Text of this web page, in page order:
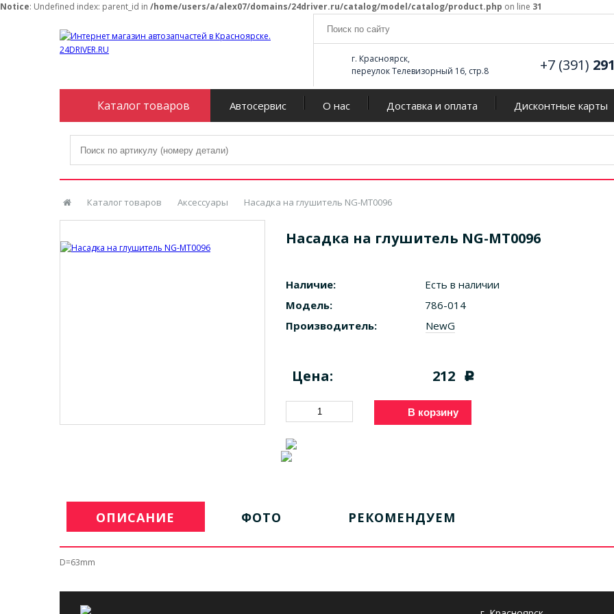
Notice: Undefined index: parent_id in /home/users/a/alex07/domains/24driver.ru/catalog/model/catalog/product.php on line 31
г. Красноярск,
переулок Телевизорный 16, стр.8
+7 (391)
Каталог товаров Автосервис О нас Доставка и оплата Дисконтные карты
Каталог товаров Аксессуары Насадка на глушитель NG-MT0096
Насадка на глушитель NG-MT0096
Наличие:
Есть в наличии
Модель:
786-014
Производитель:
NewG
Цена: 212 c
В корзину
ОПИСАНИЕ ФОТО РЕКОМЕНДУЕМ
D=63mm